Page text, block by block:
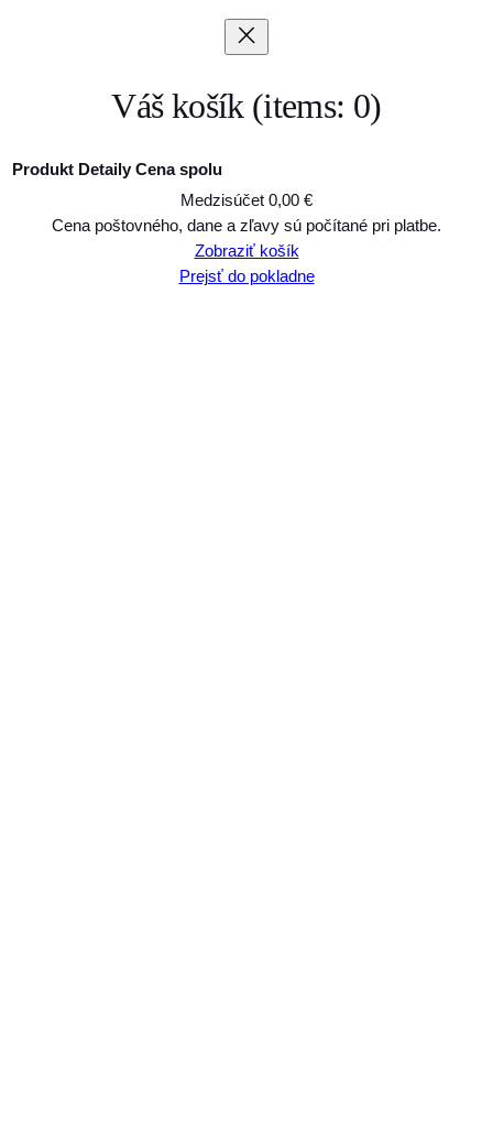
Váš košík (items: 0)
Produkty
Produkt Detaily Cena spolu
Medzisúčet 0,00 €
Cena poštovného, dane a zľavy sú počítané pri platbe.
Zobraziť košík
Prejsť do pokladne